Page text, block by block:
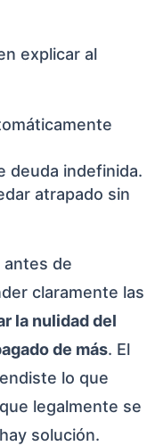
explicar al
deuda indefinida.
atrapado sin
de
claramente las
la nulidad del
de más. El
lo que
legalmente se
solución.